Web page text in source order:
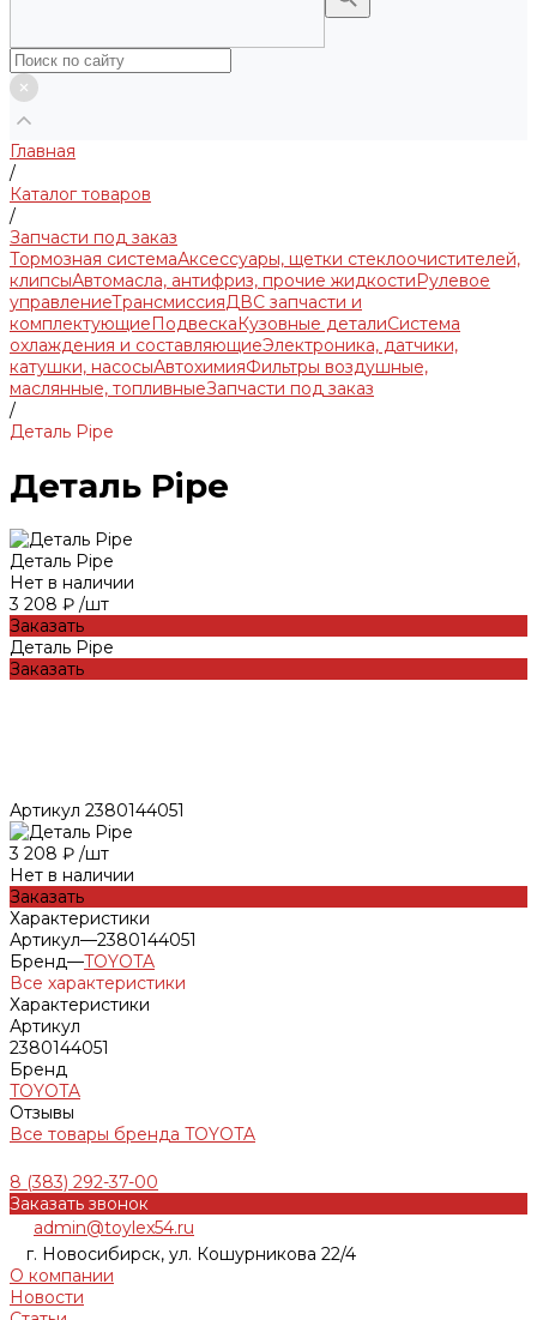
Главная
/
Каталог товаров
/
Запчасти под заказ
Тормозная системаАксессуары, щетки стеклоочистителей,
клипсыАвтомасла, антифриз, прочие жидкостиРулевое
управлениеТрансмиссияДВС запчасти и
комплектующиеПодвескаКузовные деталиСистема
охлаждения и составляющиеЭлектроника, датчики,
катушки, насосыАвтохимияФильтры воздушные,
маслянные, топливныеЗапчасти под заказ
/
Деталь Pipe
Деталь Pipe
Деталь Pipe
Нет в наличии
3 208 ₽ /шт
Заказать
Деталь Pipe
Заказать
Артикул 2380144051
3 208 ₽ /шт
Нет в наличии
Заказать
Характеристики
Артикул—2380144051
Бренд—TOYOTA
Все характеристики
Характеристики
Артикул
2380144051
Бренд
TOYOTA
Отзывы
Все товары бренда TOYOTA
8 (383) 292-37-00
Заказать звонок
admin@toylex54.ru
г. Новосибирск, ул. Кошурникова 22/4
О компании
Новости